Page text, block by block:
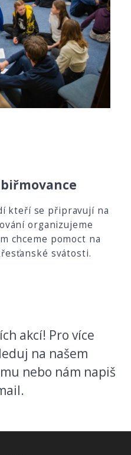
kteří se připravují na
organizujeme
chceme pomoct na
svátosti.
akcí! Pro více
na našem
nebo nám napiš